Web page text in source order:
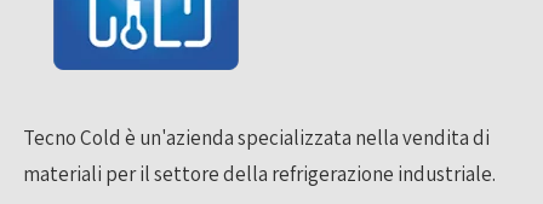
Tecno Cold è un'azienda specializzata nella vendita di
materiali per il settore della refrigerazione industriale.